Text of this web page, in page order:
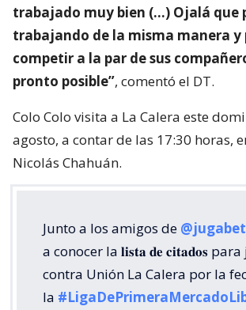
trabajado muy bien (…) Ojalá que
trabajando de la misma manera y
competir a la par de sus
pronto posible”, comentó el DT.
Colo Colo visita a La Calera este
agosto, a contar de las 17:30 horas,
Nicolás Chahuán.
Junto a los amigos de
a conocer la 𝐥𝐢𝐬𝐭𝐚 𝐝𝐞 𝐜𝐢𝐭𝐚𝐝𝐨𝐬
contra Unión La Calera por la
la